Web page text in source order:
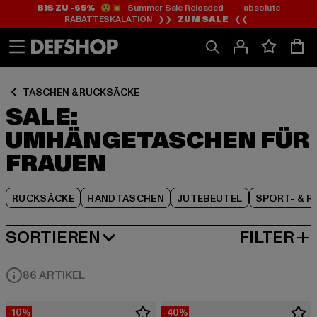
Zum
Inhalt
springen
Zum
Fußzeile
springen
BIS ZU -65%😲💥 Summer Sale Reloaded — absolute
RABATTESKALATION ❯❯ ZUM SALE ❮❮
TASCHEN & RUCKSÄCKE
SALE:
UMHÄNGETASCHEN FÜR
FRAUEN
RUCKSÄCKE HANDTASCHEN JUTEBEUTEL SPORT- &
Zum
Produktraster
springen
SORTIEREN
BELIEBTESTE FILTER
86 ARTIKEL
-10% -40%